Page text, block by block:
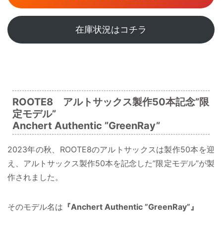
在庫状況はコチラ
ROOTE8 アルトサックス製作50本記念”限
定モデル”
Anchert Authentic ”GreenRay”
2023年の秋、ROOTE8のアルトサックスは製作50本を迎
え、アルトサックス製作50本を記念した”限定モデル”が製
作されました。
そのモデル名は 『Anchert Authentic ”GreenRay”』